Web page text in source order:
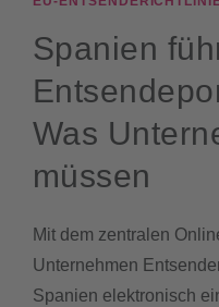
Spanien
Was
müssen
Mit dem zentralen
Unternehmen
Spanien elektronisch